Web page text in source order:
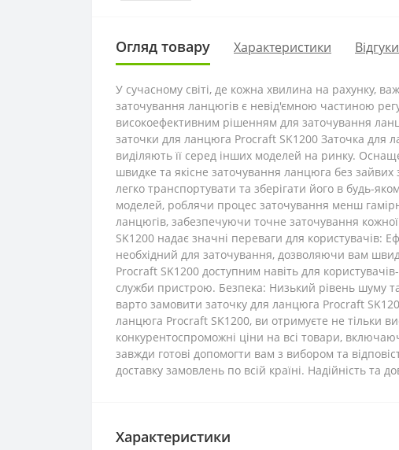
Огляд товару Характеристики
У сучасному світі, де кожна хвилина на рахунку,
заточування ланцюгів є невід'ємною частиною
високоефективним рішенням для заточування
заточки для ланцюга Procraft SK1200 Заточка для
виділяють її серед інших моделей на ринку.
швидке та якісне заточування ланцюга без
легко транспортувати та зберігати його в будь-
моделей, роблячи процес заточування менш
ланцюгів, забезпечуючи точне заточування
SK1200 надає значні переваги для користувачів:
необхідний для заточування, дозволяючи вам
Procraft SK1200 доступним навіть для
служби пристрою. Безпека: Низький рівень шуму
варто замовити заточку для ланцюга Procraft
ланцюга Procraft SK1200, ви отримуєте не тільки
конкурентоспроможні ціни на всі товари,
завжди готові допомогти вам з вибором та
доставку замовлень по всій країні. Надійність та
Характеристики